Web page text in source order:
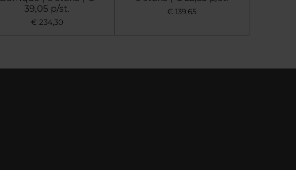
39,05 p/st.
€ 234,30
€ 139,65